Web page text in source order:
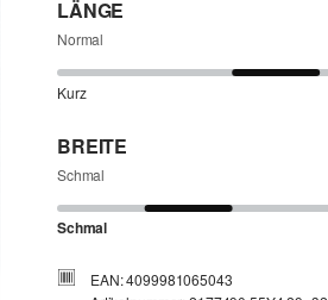
LÄNGE
Normal
Kurz
BREITE
Schmal
Schmal
EAN: 4099981065043